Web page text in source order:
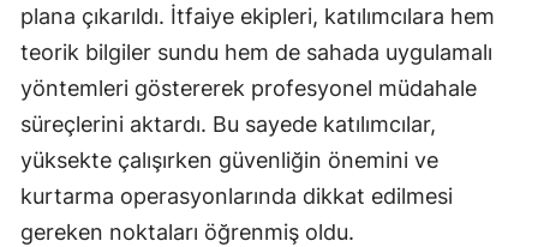
plana çıkarıldı. İtfaiye ekipleri, katılımcılara hem
teorik bilgiler sundu hem de sahada uygulamalı
yöntemleri göstererek profesyonel müdahale
süreçlerini aktardı. Bu sayede katılımcılar,
yüksekte çalışırken güvenliğin önemini ve
kurtarma operasyonlarında dikkat edilmesi
gereken noktaları öğrenmiş oldu.